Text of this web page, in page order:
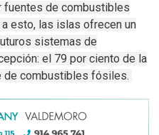
fuentes de combustibles
esto, las islas ofrecen un
sistemas de
el 79 por ciento de la
de combustibles fósiles.